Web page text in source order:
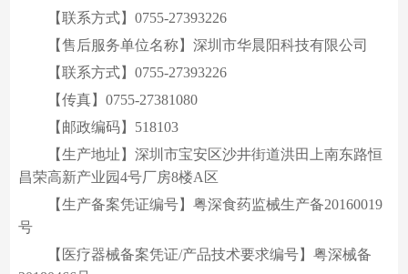
【联系方式】0755-27393226
【售后服务单位名称】深圳市华晨阳科技有限公司
【联系方式】0755-27393226
【传真】0755-27381080
【邮政编码】518103
【生产地址】深圳市宝安区沙井街道洪田上南东路恒
昌荣高新产业园4号厂房8楼A区
【生产备案凭证编号】粤深食药监械生产备20160019
号
【医疗器械备案凭证/产品技术要求编号】粤深械备